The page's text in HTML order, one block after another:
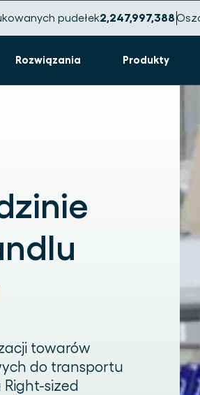
pudełek2,247,997,398
Rozwiązania Produkty
towarów
do transportu
sized